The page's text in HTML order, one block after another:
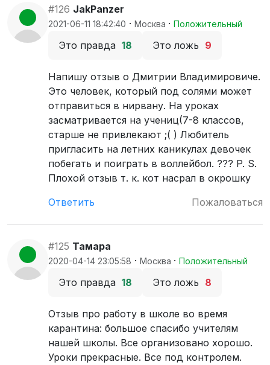
#126 JakPanzer
2021-06-11 18:42:40 · Москва · Положительный
Это правда 18 Это ложь 9
Напишу отзыв о Дмитрии Владимировиче.
Это человек, который под солями может
отправиться в нирвану. На уроках
засматривается на учениц(7-8 классов,
старше не привлекают ;( ) Любитель
пригласить на летних каникулах девочек
побегать и поиграть в воллейбол. ??? P. S.
Плохой отзыв т. к. кот насрал в окрошку
Ответить
Пожаловаться
#125 Тамара
2020-04-14 23:05:58 · Москва · Положительный
Это правда 18 Это ложь 8
Отзыв про работу в школе во время
карантина: большое спасибо учителям
нашей школы. Все организовано хорошо.
Уроки прекрасные. Все под контролем.